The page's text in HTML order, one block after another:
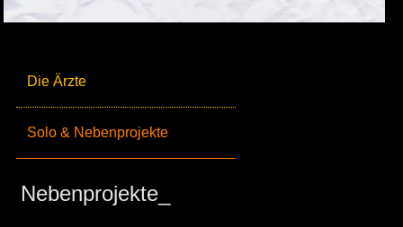
Die Ärzte
Solo & Nebenprojekte
Nebenprojekte_